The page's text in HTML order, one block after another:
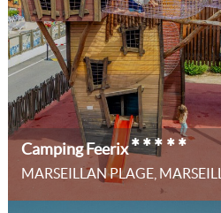
Camping Feerix*****
MARSEILLAN PLAGE,